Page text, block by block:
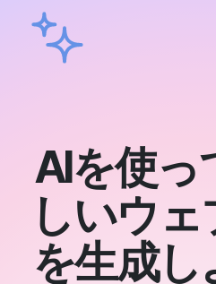
AIを使っ
しいウェ
を生成し